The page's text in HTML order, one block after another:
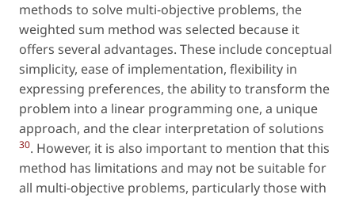
methods to solve multi-objective problems, the
weighted sum method was selected because it
offers several advantages. These include conceptual
simplicity, ease of implementation, flexibility in
expressing preferences, the ability to transform the
problem into a linear programming one, a unique
approach, and the clear interpretation of solutions
30. However, it is also important to mention that this
method has limitations and may not be suitable for
all multi-objective problems, particularly those with